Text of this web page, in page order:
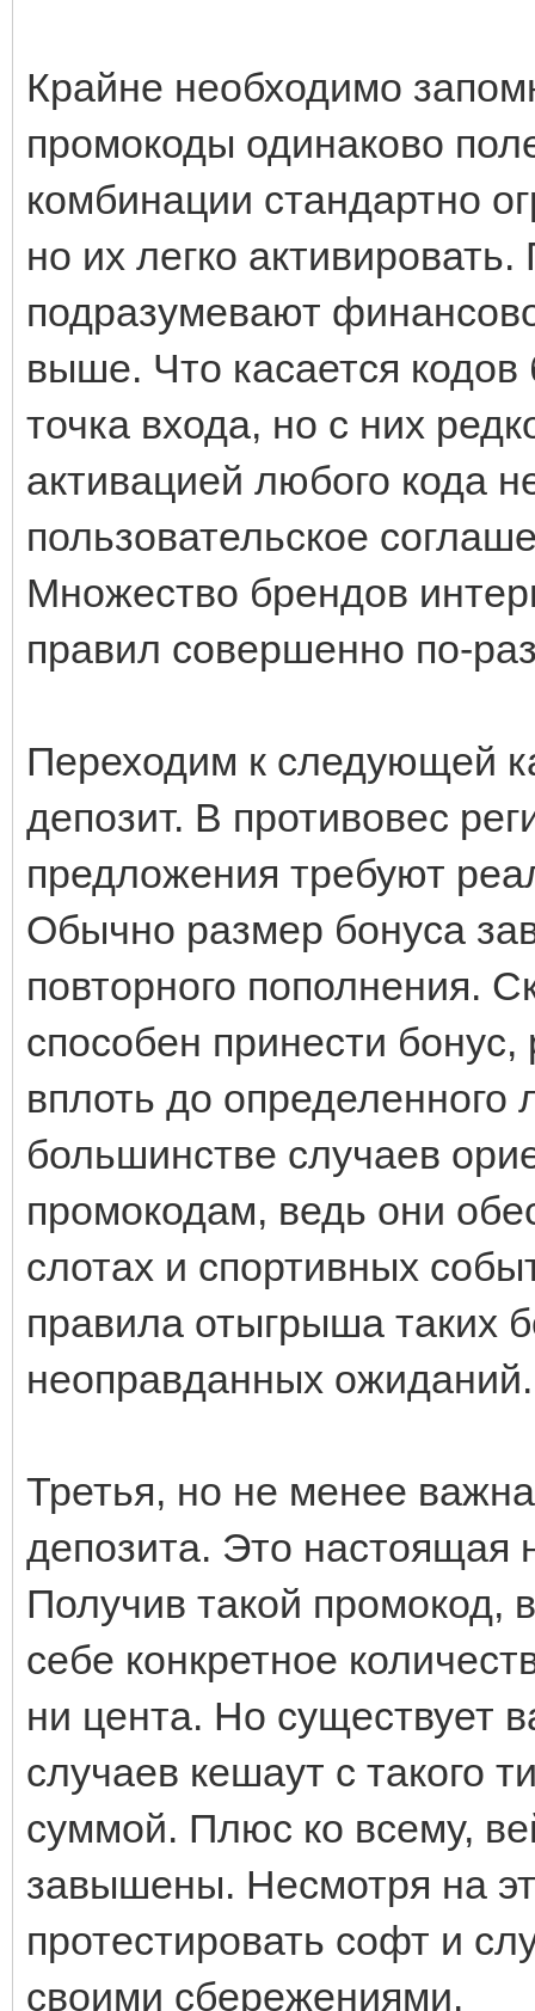
Крайне необходимо
промокоды одинаково
комбинации стандартно
но их легко
подразумевают
выше. Что касается
точка входа, но с них
активацией любого кода
пользовательское
Множество брендов
правил совершенно по-
Переходим к следующей
депозит. В противовес
предложения требуют
Обычно размер бонуса
повторного пополнения.
способен принести
вплоть до
большинстве случаев
промокодам, ведь они
слотах и спортивных
правила отыгрыша таких
неоправданных ожиданий.
Третья, но не менее
депозита. Это настоящая
Получив такой промокод,
себе конкретное
ни цента. Но существует
случаев кешаут с такого
суммой. Плюс ко всему,
завышены. Несмотря на
протестировать софт и
своими сбережениями.